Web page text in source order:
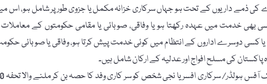
کی ذمے داریوں کے تحت ہو جہاں سرکاری خزانہ مکمل یا جزوی طور پر شامل ہو، اس
خدمت میں عہدہ رکھتا ہو یا وفاقی، صوبائی یا مقامی حکومتوں کے معاملات
یا کسی دوسرے اداروں کے انتظام میں کوئی خدمت پیش کرتا ہو، وفاقی یا صوبائی
پاکستان کی مسلح افواج اور عدلیہ کے ارکان شامل ہیں۔
٭ تحفہ کی قبولیت اور توشہ خانہ